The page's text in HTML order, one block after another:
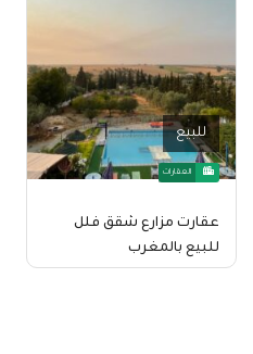
للبيع
العقارات
عقارت مزارع شقق فلل
للبيع بالمغرب